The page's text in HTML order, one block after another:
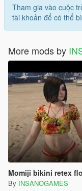
Tham gia vào cuộc
tài khoản để có thể
More mods by
Momiji bikini retex
By INSANOGAMES